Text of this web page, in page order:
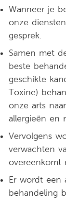
Wanneer je
onze
gesprek.
Samen met
beste
geschikte
Toxine)
onze arts
allergieën en
Vervolgens
verwachten
overeenkomt
Er wordt een
behandeling